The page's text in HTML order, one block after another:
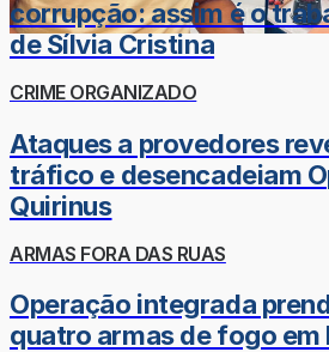
corrupção: assim é o
de Sílvia Cristina
CRIME ORGANIZADO
Ataques a provedores
tráfico e desencadeiam
Quirinus
ARMAS FORA DAS RUAS
Operação integrada
quatro armas de fogo em